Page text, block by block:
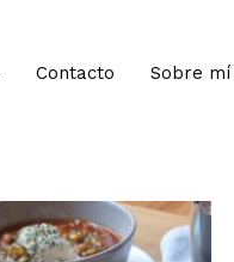
Contacto Sobre mí